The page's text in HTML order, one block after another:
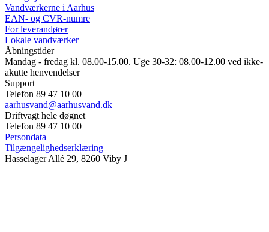
Vandværkerne i Aarhus
EAN- og CVR-numre
For leverandører
Lokale vandværker
Åbningstider
Mandag - fredag kl. 08.00-15.00. Uge 30-32: 08.00-12.00 ved ikke-
akutte henvendelser
Support
Telefon 89 47 10 00
aarhusvand@aarhusvand.dk
Driftvagt hele døgnet
Telefon 89 47 10 00
Persondata
Tilgængelighedserklæring
Hasselager Allé 29, 8260 Viby J